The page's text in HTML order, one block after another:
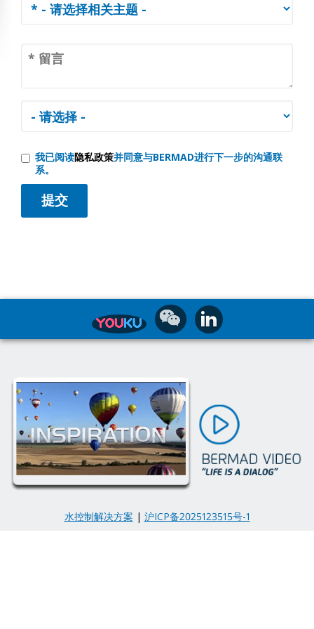
我已阅读隐私政策并同意与BERMAD进行下一步的沟通联
系。
水控制解决方案 | 沪ICP备2025123515号-1